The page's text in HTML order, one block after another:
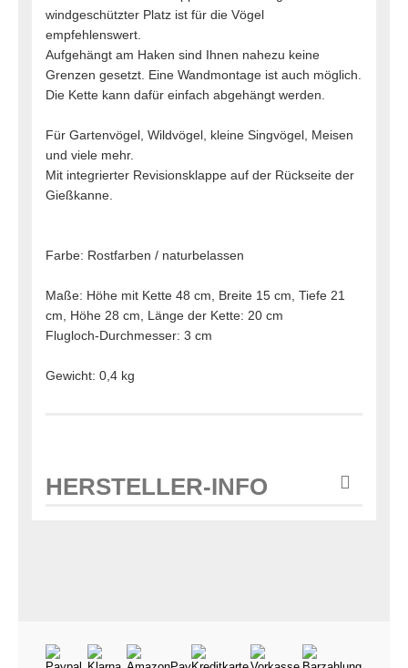
windgeschützter Platz ist für die Vögel
empfehlenswert.
Aufgehängt am Haken sind Ihnen nahezu keine
Grenzen gesetzt. Eine Wandmontage ist auch möglich.
Die Kette kann dafür einfach abgehängt werden.
Für Gartenvögel, Wildvögel, kleine Singvögel, Meisen
und viele mehr.
Mit integrierter Revisionsklappe auf der Rückseite der
Gießkanne.
Farbe: Rostfarben / naturbelassen
Maße: Höhe mit Kette 48 cm, Breite 15 cm, Tiefe 21
cm, Höhe 28 cm, Länge der Kette: 20 cm
Flugloch-Durchmesser: 3 cm
Gewicht: 0,4 kg
HERSTELLER-INFO